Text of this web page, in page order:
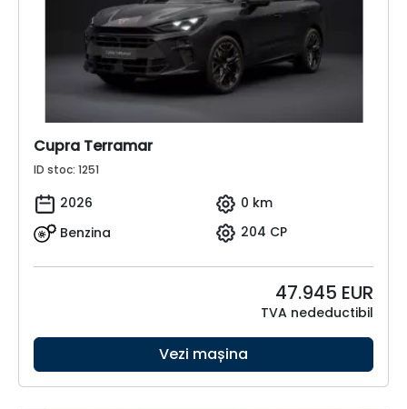
Cupra Terramar
ID stoc: 1251
2026
0 km
Benzina
204 CP
47.945 EUR
TVA nedeductibil
Vezi mașina